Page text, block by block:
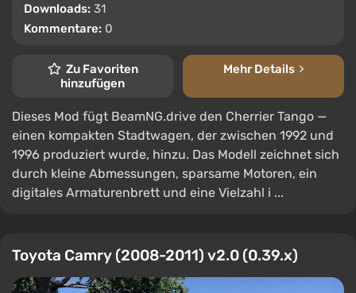
Downloads: 31
Kommentare: 0
Zu Favoriten
hinzufügen
Mehr Details
Dieses Mod fügt BeamNG.drive den Cherrier Tango —
einen kompakten Stadtwagen, der zwischen 1992 und
1996 produziert wurde, hinzu. Das Modell zeichnet sich
durch kleine Abmessungen, sparsame Motoren, ein
digitales Armaturenbrett und eine Vielzahl i ...
Toyota Camry (2008-2011) v2.0 (0.39.x)